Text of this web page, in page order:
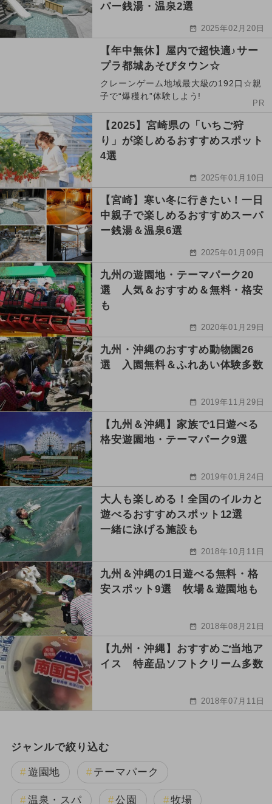
パー銭湯・温泉2選
2025年02月20日
【年中無休】屋内で超快適♪サー
プラ都城あそびタウン☆
クレーンゲーム地域最大級の192口☆親
子で“爆穫れ”体験しよう!
PR
【2025】宮崎県の「いちご狩
り」が楽しめるおすすめスポット
4選
2025年01月10日
【宮崎】寒い冬に行きたい！一日
中親子で楽しめるおすすめスーパ
ー銭湯＆温泉6選
2025年01月09日
九州の遊園地・テーマパーク20
選 人気＆おすすめ＆無料・格安
も
2020年01月29日
九州・沖縄のおすすめ動物園26
選 入園無料＆ふれあい体験多数
2019年11月29日
【九州＆沖縄】家族で1日遊べる
格安遊園地・テーマパーク9選
2019年01月24日
大人も楽しめる！全国のイルカと
遊べるおすすめスポット12選
一緒に泳げる施設も
2018年10月11日
九州＆沖縄の1日遊べる無料・格
安スポット9選 牧場＆遊園地も
2018年08月21日
【九州・沖縄】おすすめご当地ア
イス 特産品ソフトクリーム多数
2018年07月11日
ジャンルで絞り込む
遊園地 テーマパーク
温泉・スパ 公園 牧場